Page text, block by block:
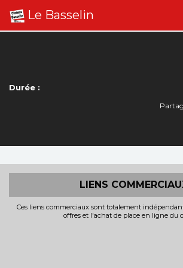
Le Basselin
Durée :
LIENS
Ces liens commerciaux sont totalement
offres et l'achat de place en ligne du